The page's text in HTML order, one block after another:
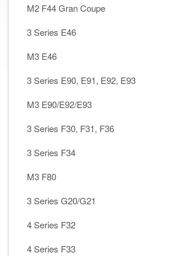
M2 F44 Gran Coupe
3 Series E46
M3 E46
3 Series E90, E91, E92, E93
M3 E90/E92/E93
3 Series F30, F31, F36
3 Series F34
M3 F80
3 Series G20/G21
4 Series F32
4 Series F33